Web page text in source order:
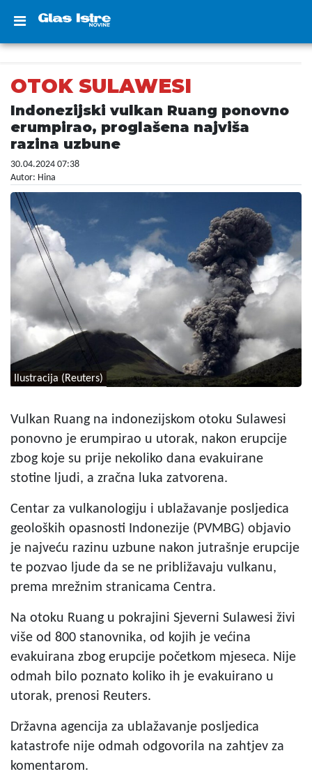
OTOK SULAWESI
Indonezijski vulkan Ruang ponovno
erumpirao, proglašena najviša
razina uzbune
30.04.2024 07:38
Autor: Hina
Ilustracija (Reuters)
Vulkan Ruang na indonezijskom otoku Sulawesi
ponovno je erumpirao u utorak, nakon erupcije
zbog koje su prije nekoliko dana evakuirane
stotine ljudi, a zračna luka zatvorena.
Centar za vulkanologiju i ublažavanje posljedica
geoloških opasnosti Indonezije (PVMBG) objavio
je najveću razinu uzbune nakon jutrašnje erupcije
te pozvao ljude da se ne približavaju vulkanu,
prema mrežnim stranicama Centra.
Na otoku Ruang u pokrajini Sjeverni Sulawesi živi
više od 800 stanovnika, od kojih je većina
evakuirana zbog erupcije početkom mjeseca. Nije
odmah bilo poznato koliko ih je evakuirano u
utorak, prenosi Reuters.
Državna agencija za ublažavanje posljedica
katastrofe nije odmah odgovorila na zahtjev za
komentarom.